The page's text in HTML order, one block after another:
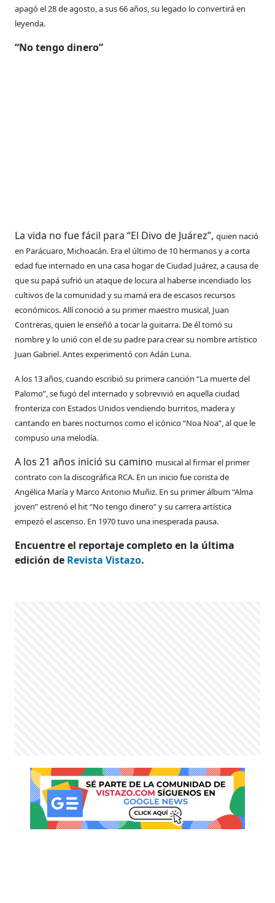
apagó el 28 de agosto, a sus66 años, su legado lo convertirá en
leyenda.
“No tengo dinero”
La vida no fue fácil para “El Divo de Juárez”,quien nació
en Parácuaro, Michoacán. Era el último de 10 hermanos y a corta
edad fue internado en una casa hogar de Ciudad Juárez,a causa de
que su papá sufrió un ataquede locura al haberse incendiado los
cultivosde la comunidad y su mamá era de escasos recursos
económicos.Allí conoció a su primer maestro musical, Juan
Contreras, quien leenseñó a tocar la guitarra. De éltomó su
nombre y lo unió con elde su padre para crear su nombreartístico
Juan Gabriel.Antes experimentócon Adán Luna.
A los 13años, cuando escribió su primeracanción “La muerte del
Palomo”, sefugó del internado y sobrevivió enaquella ciudad
fronteriza con Estados Unidos vendiendo burritos, madera y
cantando en bares nocturnoscomo el icónico “Noa Noa”,al que le
compuso una melodía.
A los 21 años inició su camino musical al firmar el primer
contratocon la discográfica RCA. En un inicio fue corista de
Angélica Maríay Marco Antonio Muñiz. En su primer álbum “Alma
joven” estrenóel hit “No tengo dinero” y su carreraartística
empezó el ascenso. En 1970 tuvo una inesperada pausa.
Encuentre el reportaje completo en la última
edición de Revista Vistazo.